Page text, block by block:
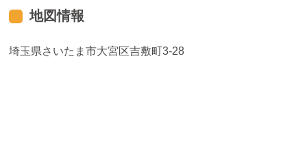
地図情報
埼玉県さいたま市大宮区吉敷町3-28